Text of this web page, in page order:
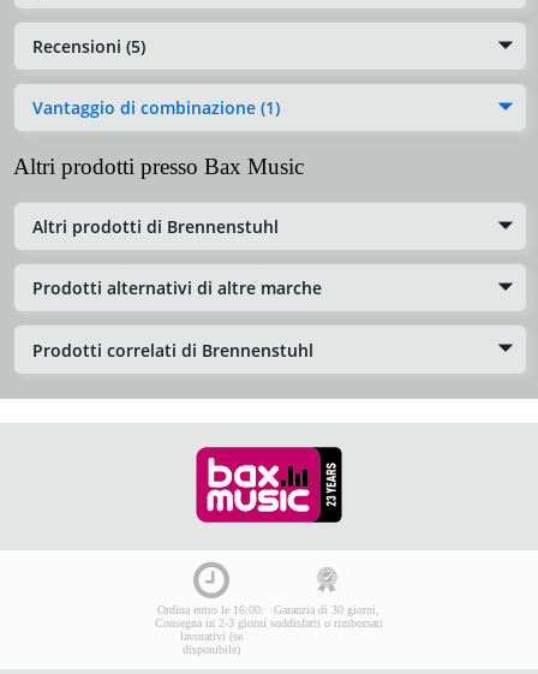
Recensioni (5)
Vantaggio di combinazione (1)
Altri prodotti presso Bax Music
Altri prodotti di Brennenstuhl
Prodotti alternativi di altre marche
Prodotti correlati di Brennenstuhl
Ordina entro le 16:00:
Consegna in 2-3 giorni
lavorativi (se
disponibile)
Garanzia di 30 giorni,
soddisfatti o rimborsati